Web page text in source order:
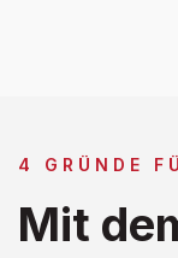
4 GRÜNDE
Mit